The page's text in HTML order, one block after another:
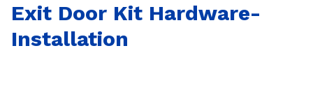
Exit Door Kit Hardware-
Installation